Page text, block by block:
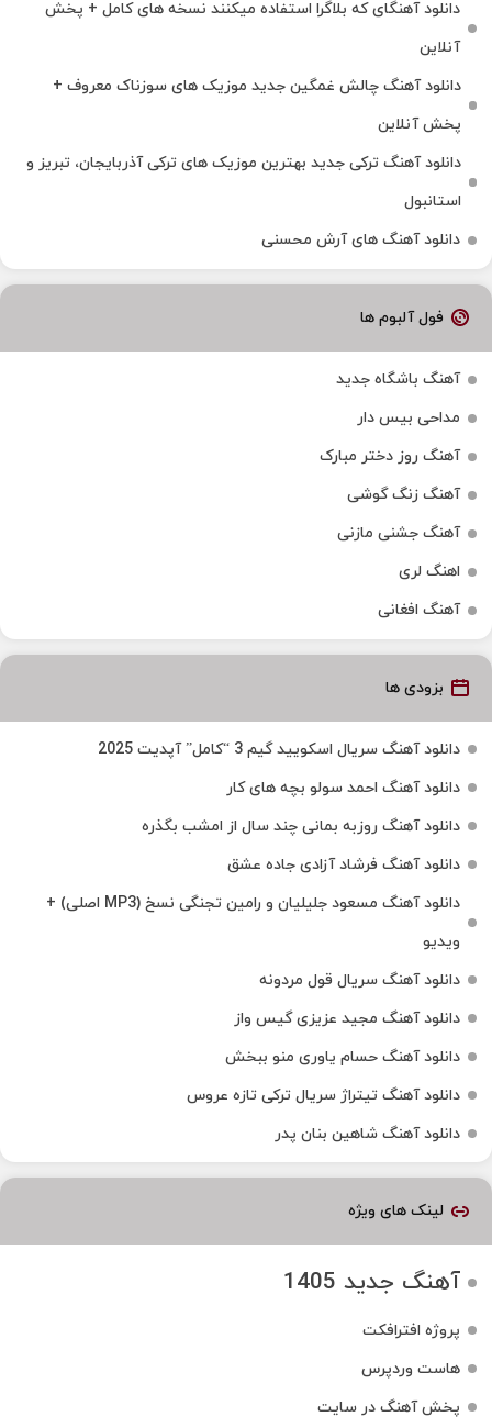
دانلود آهنگای که بلاگرا استفاده میکنند نسخه های کامل + پخش
آنلاین
دانلود آهنگ چالش غمگین جدید موزیک های سوزناک معروف +
پخش آنلاین
دانلود آهنگ ترکی جدید بهترین موزیک‌ های ترکی آذربایجان، تبریز و
استانبول
دانلود آهنگ های آرش محسنی
فول آلبوم ها
آهنگ باشگاه جدید
مداحی بیس دار
آهنگ روز دختر مبارک
آهنگ زنگ گوشی
آهنگ جشنی مازنی
اهنگ لری
آهنگ افغانی
بزودی ها
دانلود آهنگ سریال اسکویید گیم 3 “کامل” آپدیت 2025
دانلود آهنگ احمد سولو بچه های کار
دانلود آهنگ روزبه بمانی چند سال از امشب بگذره
دانلود آهنگ فرشاد آزادی جاده عشق
دانلود آهنگ مسعود جلیلیان و رامین تجنگی نسخ (MP3 اصلی) +
ویدیو
دانلود آهنگ سریال قول مردونه
دانلود آهنگ مجید عزیزی گیس واز
دانلود آهنگ حسام یاوری منو ببخش
دانلود آهنگ تیتراژ سریال ترکی تازه عروس
دانلود آهنگ شاهین بنان پدر
لینک های ویژه
آهنگ جدید 1405
پروژه افترافکت
هاست وردپرس
پخش آهنگ در سایت